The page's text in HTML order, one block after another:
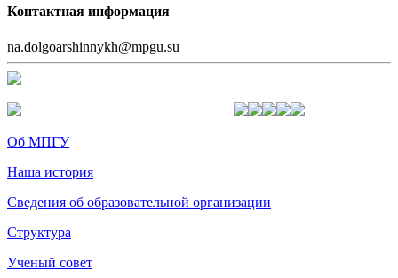
Контактная информация
na.dolgoarshinnykh@mpgu.su
Об МПГУ
Наша история
Сведения об образовательной организации
Структура
Ученый совет